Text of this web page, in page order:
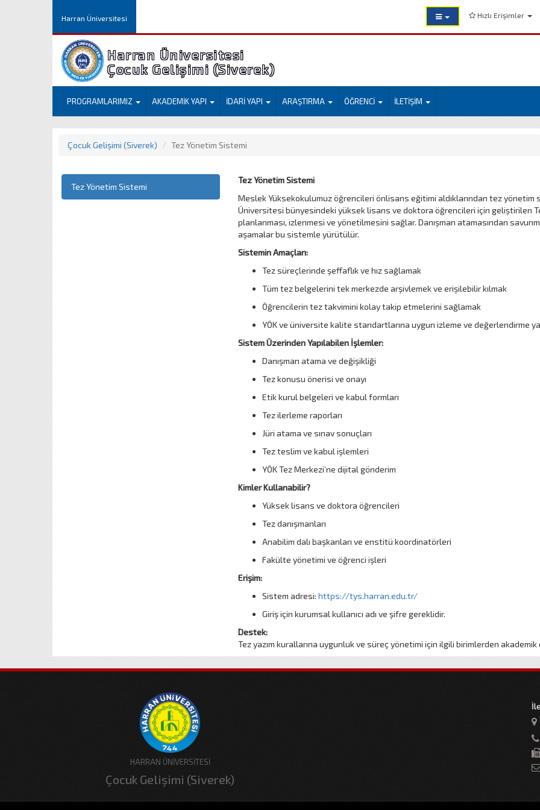
Harran Üniversitesi Hızlı Erişimler
Harran Üniversitesi
Çocuk Gelişimi (Siverek)
PROGRAMLARIMIZ AKADEMİK YAPI İDARİ YAPI ARAŞTIRMA ÖĞRENCİ İLETİŞİM
Çocuk Gelişimi (Siverek) Tez Yönetim Sistemi
Tez Yönetim Sistemi
Tez Yönetim Sistemi
Meslek Yüksekokulumuz öğrencileri önlisans eğitimi aldıklarından tez
Üniversitesi bünyesindeki yüksek lisans ve doktora öğrencileri için geliştirilen
planlanması, izlenmesi ve yönetilmesini sağlar. Danışman atamasından
aşamalar bu sistemle yürütülür.
Sistemin Amaçları:
Tez süreçlerinde şeffaflık ve hız sağlamak
Tüm tez belgelerini tek merkezde arşivlemek ve erişilebilir kılmak
Öğrencilerin tez takvimini kolay takip etmelerini sağlamak
YÖK ve üniversite kalite standartlarına uygun izleme ve değerlendirme
Sistem Üzerinden Yapılabilen İşlemler:
Danışman atama ve değişikliği
Tez konusu önerisi ve onayı
Etik kurul belgeleri ve kabul formları
Tez ilerleme raporları
Jüri atama ve sınav sonuçları
Tez teslim ve kabul işlemleri
YÖK Tez Merkezi’ne dijital gönderim
Kimler Kullanabilir?
Yüksek lisans ve doktora öğrencileri
Tez danışmanları
Anabilim dalı başkanları ve enstitü koordinatörleri
Fakülte yönetimi ve öğrenci işleri
Erişim:
Sistem adresi: https://tys.harran.edu.tr/
Giriş için kurumsal kullanıcı adı ve şifre gereklidir.
Destek:
Tez yazım kurallarına uygunluk ve süreç yönetimi için ilgili birimlerden akademik
HARRAN ÜNİVERSİTESİ
Çocuk Gelişimi (Siverek)